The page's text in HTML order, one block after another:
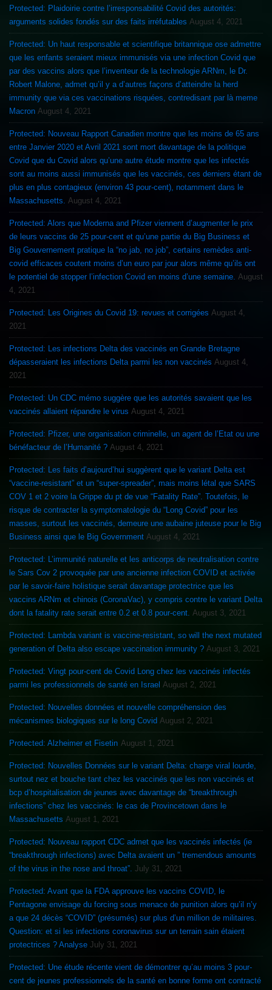
Protected: Plaidoirie contre l’irresponsabilité Covid des autorités:
arguments solides fondés sur des faits irréfutables August 4, 2021
Protected: Un haut responsable et scientifique britannique ose admettre
que les enfants seraient mieux immunisés via une infection Covid que
par des vaccins alors que l’inventeur de la technologie ARNm, le Dr.
Robert Malone, admet qu’il y a d’autres façons d’atteindre la herd
immunity que via ces vaccinations risquées, contredisant par là meme
Macron August 4, 2021
Protected: Nouveau Rapport Canadien montre que les moins de 65 ans
entre Janvier 2020 et Avril 2021 sont mort davantage de la politique
Covid que du Covid alors qu’une autre étude montre que les infectés
sont au moins aussi immunisés que les vaccinés, ces derniers étant de
plus en plus contagieux (environ 43 pour-cent), notamment dans le
Massachusetts.
August 4, 2021
Protected: Alors que Moderna and Pfizer viennent d’augmenter le prix
de leurs vaccins de 25 pour-cent et qu’une partie du Big Business et
Big Gouvernement pratique la “no jab, no job”, certains remèdes anti-
covid efficaces coutent moins d’un euro par jour alors même qu’ils ont
le potentiel de stopper l’infection Covid en moins d’une semaine. August
4, 2021
Protected: Les Origines du Covid 19: revues et corrigées August 4,
2021
Protected: Les infections Delta des vaccinés en Grande Bretagne
dépasseraient les infections Delta parmi les non vaccinés August 4,
2021
Protected: Un CDC mémo suggère que les autorités savaient que les
vaccinés allaient répandre le virus August 4, 2021
Protected: Pfizer, une organisation criminelle, un agent de l’Etat ou une
bénéfacteur de l’Humanité ? August 4, 2021
Protected: Les faits d’aujourd’hui suggèrent que le variant Delta est
“vaccine-resistant” et un “super-spreader”, mais moins létal que SARS
COV 1 et 2 voire la Grippe du pt de vue “Fatality Rate”. Toutefois, le
risque de contracter la symptomatologie du “Long Covid” pour les
masses, surtout les vaccinés, demeure une aubaine juteuse pour le Big
Business ainsi que le Big Government August 4, 2021
Protected: L’immunité naturelle et les anticorps de neutralisation contre
le Sars Cov 2 provoquée par une ancienne infection COVID et activée
par le savoir-faire holistique serait davantage protectrice que les
vaccins ARNm et chinois (CoronaVac), y compris contre le variant Delta
dont la fatality rate serait entre 0.2 et 0.8 pour-cent. August 3, 2021
Protected: Lambda variant is vaccine-resistant, so will the next mutated
generation of Delta also escape vaccination immunity ? August 3, 2021
Protected: Vingt pour-cent de Covid Long chez les vaccinés infectés
parmi les professionnels de santé en Israel August 2, 2021
Protected: Nouvelles données et nouvelle compréhension des
mécanismes biologiques sur le long Covid August 2, 2021
Protected: Alzheimer et Fisetin August 1, 2021
Protected: Nouvelles Données sur le variant Delta: charge viral lourde,
surtout nez et bouche tant chez les vaccinés que les non vaccinés et
bcp d’hospitalisation de jeunes avec davantage de “breakthrough
infections” chez les vaccinés: le cas de Provincetown dans le
Massachusetts August 1, 2021
Protected: Nouveau rapport CDC admet que les vaccinés infectés (ie
“breakthrough infections) avec Delta avaient un ” tremendous amounts
of the virus in the nose and throat”. July 31, 2021
Protected: Avant que la FDA approuve les vaccins COVID, le
Pentagone envisage du forcing sous menace de punition alors qu’il n’y
a que 24 décès “COVID” (présumés) sur plus d’un million de militaires.
Question: et si les infections coronavirus sur un terrain sain étaient
protectrices ? Analyse July 31, 2021
Protected: Une étude récente vient de démontrer qu’au moins 3 pour-
cent de jeunes professionnels de la santé en bonne forme ont contracté